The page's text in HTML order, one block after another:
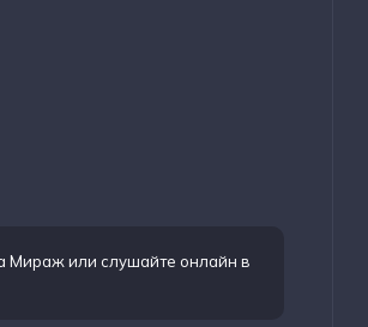
Мираж или слушайте онлайн в